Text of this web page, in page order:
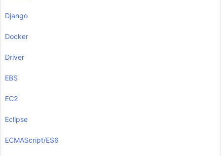
Django
Docker
Driver
EBS
EC2
Eclipse
ECMAScript/ES6